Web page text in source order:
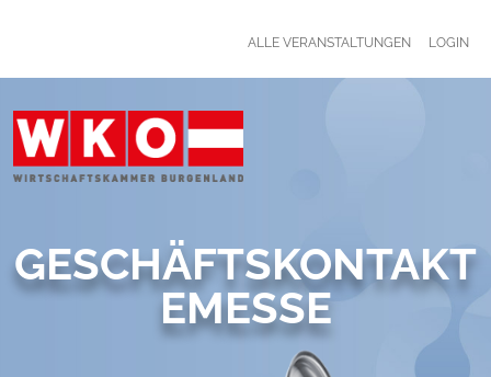
ALLE VERANSTALTUNGEN LOGIN
GESCHÄFTSKONTAKT
EMESSE